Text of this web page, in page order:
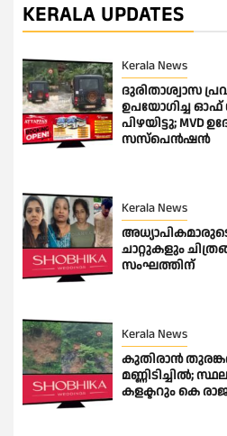
KERALA UPDATES
Kerala News
ദുരിതാശ്വാസ
ഉപയോഗിച്ച
പിഴയിട്ടു; MVD
സസ്പെൻഷൻ
Kerala News
ചാറ്റുകളും
സംഘത്തിന്
Kerala News
കുതിരാന്‍
മണ്ണിടിച്ചില്‍;
കളക്ടറും കെ